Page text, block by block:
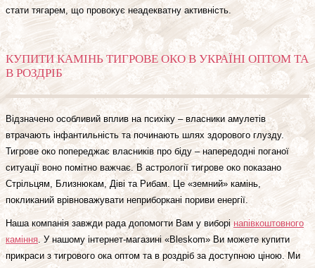
стати тягарем, що провокує неадекватну активність.
КУПИТИ КАМІНЬ ТИГРОВЕ ОКО В УКРАЇНІ ОПТОМ ТА
В РОЗДРІБ
Відзначено особливий вплив на психіку – власники амулетів
втрачають інфантильність та починають шлях здорового глузду.
Тигрове око попереджає власників про біду – напередодні поганої
ситуації воно помітно важчає. В астрології тигрове око показано
Стрільцям, Близнюкам, Діві та Рибам. Це «земний» камінь,
покликаний врівноважувати неприборкані пориви енергії.
Наша компанія завжди рада допомогти Вам у виборінапівкоштовного
каміння. У нашому інтернет-магазині «Bleskom» Ви можете купити
прикраси з тигрового ока оптом та в роздріб за доступною ціною. Ми